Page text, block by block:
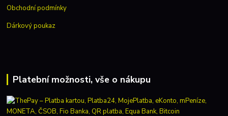
Obchodní podmínky
Dárkový poukaz
Platební možnosti, vše o nákupu